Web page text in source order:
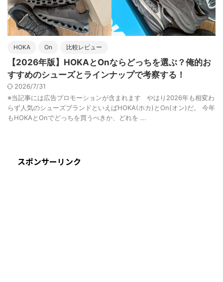
HOKA On 比較レビュー
【2026年版】HOKAとOnならどっちを選ぶ？俺的お
すすめのシューズとラインナップで考察する！
2026/7/31
※当記事には広告プロモーションが含まれます やはり2026年も相変わ
らず人気のシューズブランドといえばHOKA(ホカ)とOn(オン)だ。 今年
もHOKAとOnでどっちを買うべきか、どれを ...
スポンサーリンク